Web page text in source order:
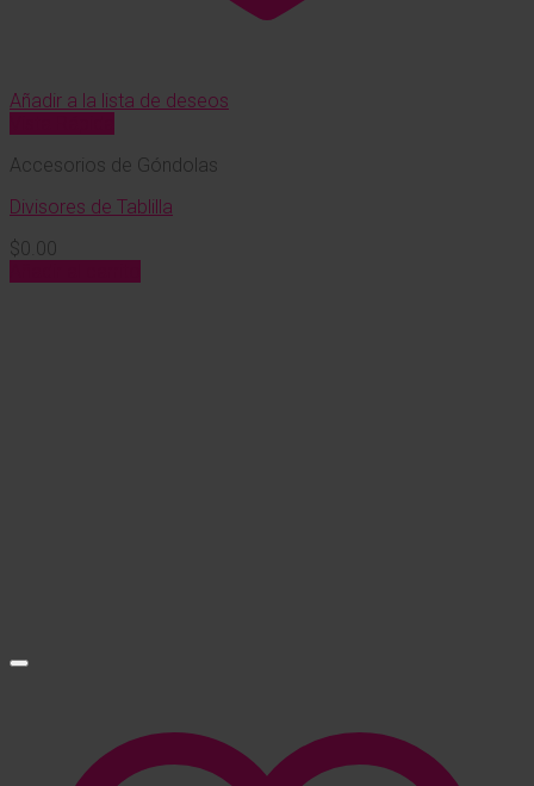
Añadir a la lista de deseos
Accesorios de Góndolas
Divisores de Tablilla
$0.00